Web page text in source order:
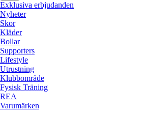
Exklusiva erbjudanden
Nyheter
Skor
Kläder
Bollar
Supporters
Lifestyle
Utrustning
Klubbområde
Fysisk Träning
REA
Varumärken